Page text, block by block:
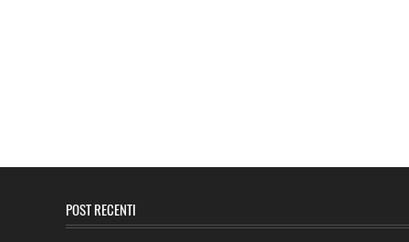
POST RECENTI